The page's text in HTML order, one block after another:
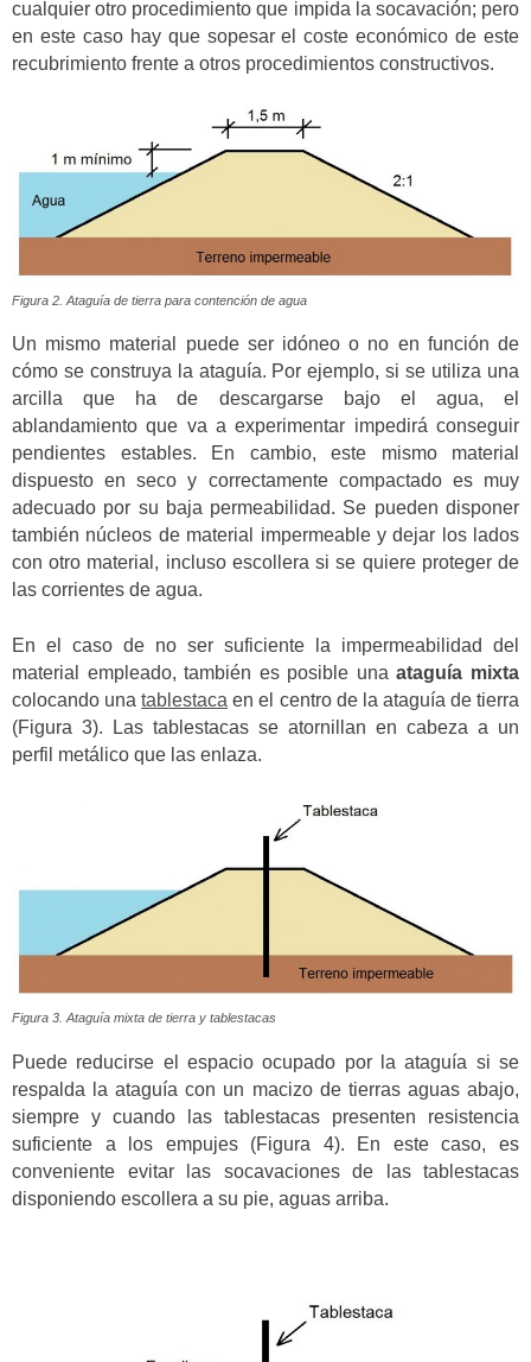
cualquier otro procedimiento que impida la socavación; pero
en este caso hay que sopesar el coste económico de este
recubrimiento frente a otros procedimientos constructivos.
Figura 2. Ataguía de tierra para contención de agua
Un mismo material puede ser idóneo o no en función de
cómo se construya la ataguía. Por ejemplo, si se utiliza una
arcilla que ha de descargarse bajo el agua, el
ablandamiento que va a experimentar impedirá conseguir
pendientes estables. En cambio, este mismo material
dispuesto en seco y correctamente compactado es muy
adecuado por su baja permeabilidad. Se pueden disponer
también núcleos de material impermeable y dejar los lados
con otro material, incluso escollera si se quiere proteger de
las corrientes de agua.
En el caso de no ser suficiente la impermeabilidad del
material empleado, también es posible unaataguía mixta
colocando unatablestaca en el centro de la ataguía de tierra
(Figura 3). Las tablestacas se atornillan en cabeza a un
perfil metálico que las enlaza.
Figura 3. Ataguía mixta de tierra y tablestacas
Puede reducirse el espacio ocupado por la ataguía si se
respalda la ataguía con un macizo de tierras aguas abajo,
siempre y cuando las tablestacas presenten resistencia
suficiente a los empujes (Figura 4). En este caso, es
conveniente evitar las socavaciones de las tablestacas
disponiendo escollera a su pie, aguas arriba.